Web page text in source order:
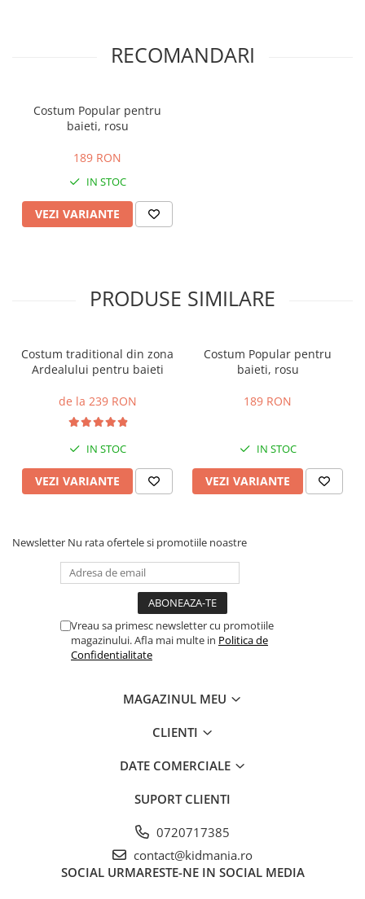
RECOMANDARI
Costum Popular pentru
baieti, rosu
189 RON
IN STOC
VEZI VARIANTE
PRODUSE SIMILARE
Costum traditional din zona
Ardealului pentru baieti
de la 239 RON
IN STOC
VEZI VARIANTE
Costum Popular pentru
baieti, rosu
189 RON
IN STOC
VEZI VARIANTE
Newsletter Nu rata ofertele si promotiile noastre
Vreau sa primesc newsletter cu promotiile
magazinului. Afla mai multe in Politica de
Confidentialitate
MAGAZINUL MEU
CLIENTI
DATE COMERCIALE
SUPORT CLIENTI
0720717385
contact@kidmania.ro
SOCIAL URMARESTE-NE IN SOCIAL MEDIA